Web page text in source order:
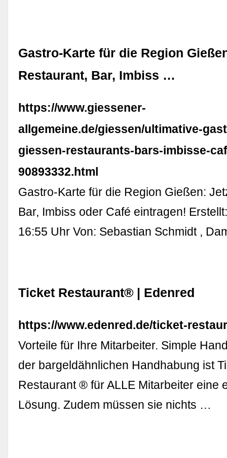
Gastro-Karte für die Region
Restaurant, Bar, Imbiss …
https://www.giessener-
allgemeine.de/giessen/ultimative-
giessen-restaurants-bars-imbisse-
90893332.html
Gastro-Karte für die Region Gießen:
Bar, Imbiss oder Café eintragen!
16:55 Uhr Von: Sebastian Schmidt ,
Ticket Restaurant® | Edenred
https://www.edenred.de/ticket-
Vorteile für Ihre Mitarbeiter. Simple
der bargeld­ähnlichen Handhabung ist
Restaurant ® für ALLE Mitarbeiter eine
Lösung. Zudem müssen sie nichts …